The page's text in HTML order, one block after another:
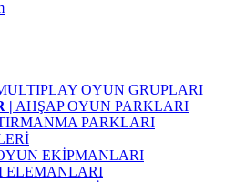
OYUN GRUPLARI
| AHŞAP OYUN PARKLARI
PARKLARI
EKİPMANLARI
ELEMANLARI